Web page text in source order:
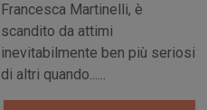
Francesca Martinelli, è
scandito da attimi
inevitabilmente ben più seriosi
di altri quando......